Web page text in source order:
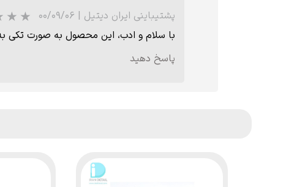
پشتیباینی ایران دیتیل | ۰۰/۰۹/۰۶
با سلام و ادب، این محصول به صورت تکی
پاسخ دهید